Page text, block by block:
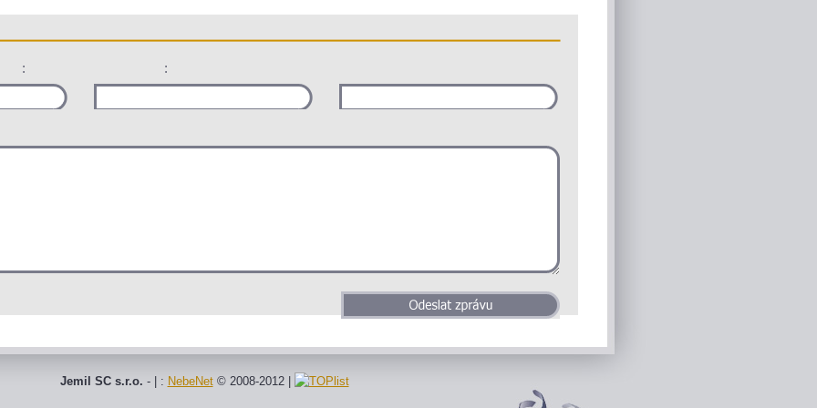
: :
Jemil SC s.r.o. - | : NebeNet © 2008-2012